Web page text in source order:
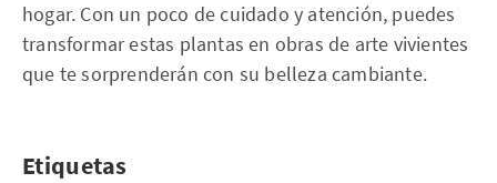
hogar. Con un poco de cuidado y atención, puedes
transformar estas plantas en obras de arte vivientes
que te sorprenderán con su belleza cambiante.
Etiquetas